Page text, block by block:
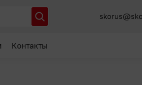
Контакты